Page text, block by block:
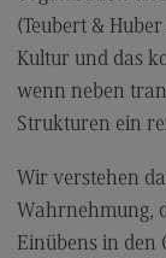
(Teubert &
Kultur und das
wenn neben
Strukturen ein
Wir verstehen
Wahrnehmung,
Einübens in den